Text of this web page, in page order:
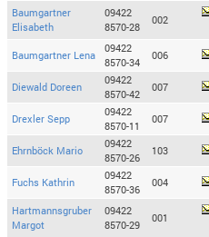
Baumgartner
Elisabeth
09422
8570-28
002
Baumgartner Lena
09422
8570-34
006
Diewald Doreen
09422
8570-42
007
Drexler Sepp
09422
8570-11
007
Ehrnböck Mario
09422
8570-26
103
Fuchs Kathrin
09422
8570-36
004
Hartmannsgruber
Margot
09422
8570-29
001